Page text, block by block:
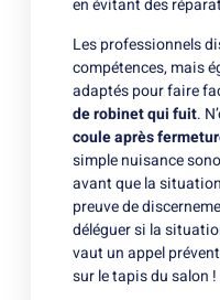
en évitant des
Les professionnels
compétences, mais
adaptés pour faire
de robinet qui fuit.
coule après
simple nuisance
avant que la
preuve de
déléguer si la
vaut un appel
sur le tapis du salon !